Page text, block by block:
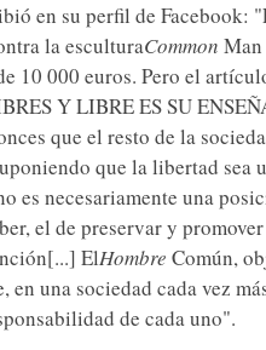
en su perfil de Facebook:
la esculturaCommon
10 000 euros. Pero el
Y LIBRE ES SU
que el resto de la
que la libertad sea
es necesariamente una
el de preservar y
ElHombre Común,
en una sociedad cada vez
de cada uno".